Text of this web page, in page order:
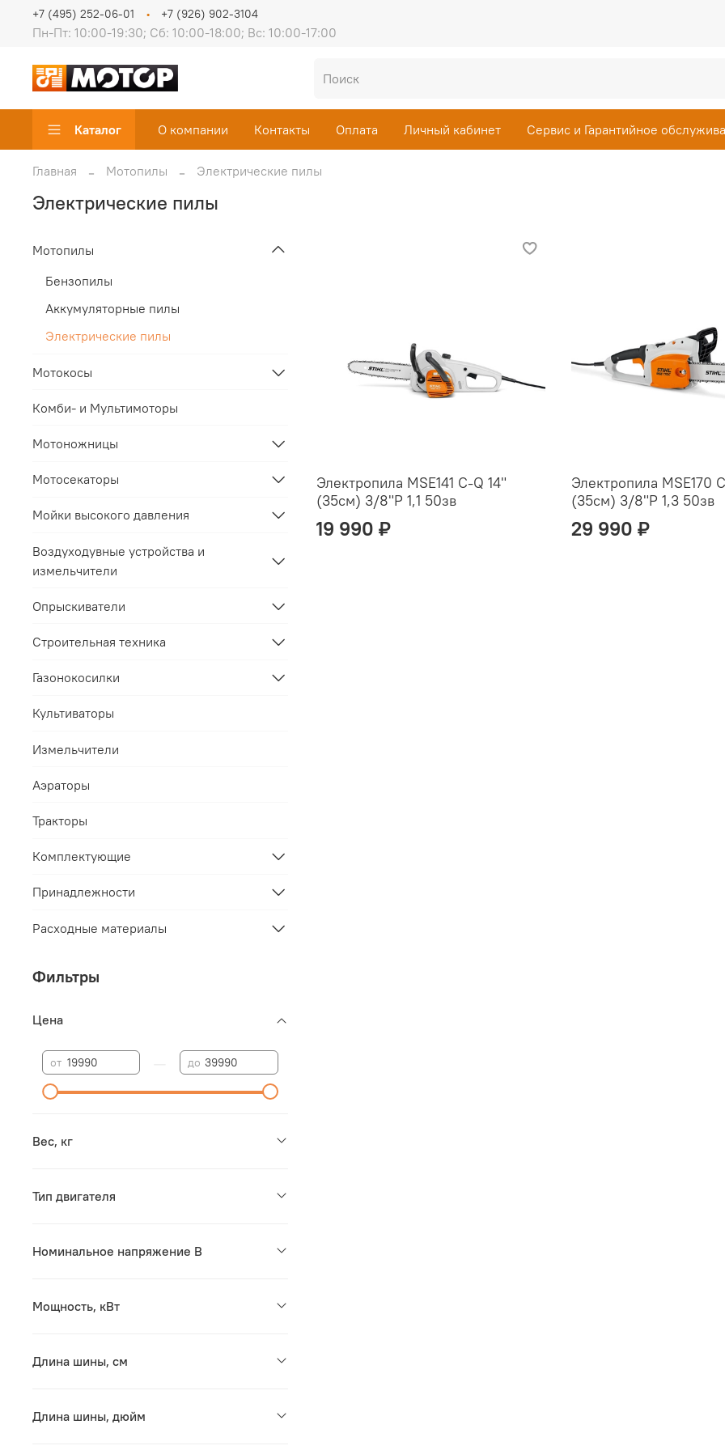
Пн-Пт: 10:00-19:30; Сб: 10:00-18:00; Вс: 10:00-17:00
+7 (495) 252-06-01 +7 (926) 902-3104
Каталог О компании Контакты Оплата Личный кабинет Сервис и Гарантийное
Главная Мотопилы Электрические пилы
Электрические пилы
Электропила MSE141 С-Q 14"
(35см) 3/8"P 1,1 50зв
19 990 ₽
Электропила MSE170
(35см) 3/8"P 1,3 50зв
29 990 ₽
Мотопилы
Бензопилы
Аккумуляторные пилы
Электрические пилы
Мотокосы
Комби- и Мультимоторы
Мотоножницы
Мотосекаторы
Мойки высокого давления
Воздуходувные устройства и
измельчители
Опрыскиватели
Строительная техника
Газонокосилки
Культиваторы
Измельчители
Аэраторы
Тракторы
Комплектующие
Принадлежности
Расходные материалы
Фильтры
Цена
от до
Вес, кг
Тип двигателя
Номинальное напряжение В
Мощность, кВт
Длина шины, см
Длина шины, дюйм